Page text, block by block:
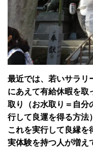
最近では、若いサラリ
にあえて有給休暇を取
取り（お水取り＝自分
行して良運を得る方法
これを実行して良縁を
実体験を持つ人が増え